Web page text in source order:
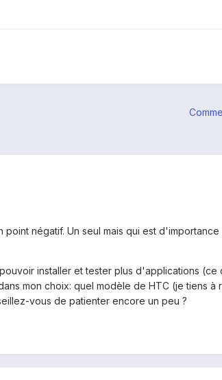
négatif. Un seul mais qui est d'importance
installer et tester plus d'applications (ce
mon choix: quel modèle de HTC (je tiens à
vous de patienter encore un peu ?